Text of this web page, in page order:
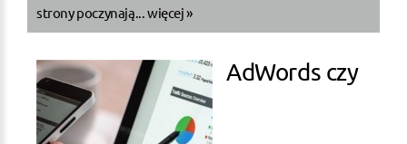
strony poczynają... więcej »
AdWords czy